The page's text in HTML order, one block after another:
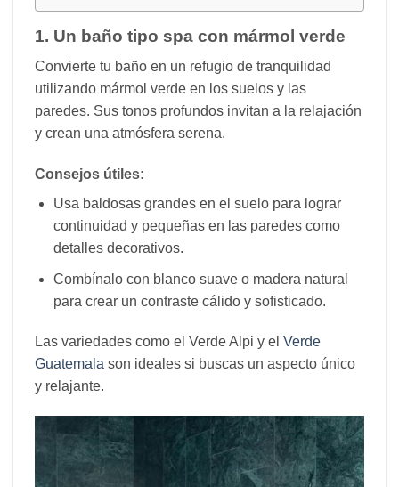
1. Un baño tipo spa con mármol verde
Convierte tu baño en un refugio de tranquilidad
utilizando mármol verde en los suelos y las
paredes. Sus tonos profundos invitan a la relajación
y crean una atmósfera serena.
Consejos útiles:
Usa baldosas grandes en el suelo para lograr
continuidad y pequeñas en las paredes como
detalles decorativos.
Combínalo con blanco suave o madera natural
para crear un contraste cálido y sofisticado.
Las variedades como el Verde Alpi y el Verde
Guatemala son ideales si buscas un aspecto único
y relajante.